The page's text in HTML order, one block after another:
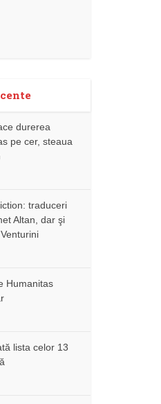
durerea
pe cer, steaua
traduceri
Altan, dar şi
Humanitas
lista celor 13